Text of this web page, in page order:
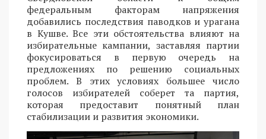
федеральным факторам напряжения
добавились последствия паводков и урагана
в Кушве. Все эти обстоятельства влияют на
избирательные кампании, заставляя партии
фокусироваться в первую очередь на
предложениях по решению социальных
проблем. В этих условиях большее число
голосов избирателей соберет та партия,
которая предоставит понятный план
стабилизации и развития экономики.